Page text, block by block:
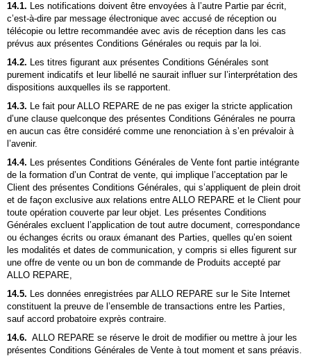
14.1. Les notifications doivent être envoyées à l’autre Partie par écrit,
c’est-à-dire par message électronique avec accusé de réception ou
télécopie ou lettre recommandée avec avis de réception dans les cas
prévus aux présentes Conditions Générales ou requis par la loi.
14.2. Les titres figurant aux présentes Conditions Générales sont
purement indicatifs et leur libellé ne saurait influer sur l’interprétation des
dispositions auxquelles ils se rapportent.
14.3. Le fait pourALLO REPARE de ne pas exiger la stricte application
d’une clause quelconque des présentes Conditions Générales ne pourra
en aucun cas être considéré comme une renonciation à s’en prévaloir à
l’avenir.
14.4. Les présentes Conditions Générales de Vente font partie intégrante
de la formation d’un Contrat de vente, qui implique l’acceptation par le
Client des présentes Conditions Générales, qui s’appliquent de plein droit
et de façon exclusive aux relations entre ALLO REPARE et le Client pour
toute opération couverte par leur objet. Les présentes Conditions
Générales excluent l’application de tout autre document, correspondance
ou échanges écrits ou oraux émanant des Parties, quelles qu’en soient
les modalités et dates de communication, y compris si elles figurent sur
une offre de vente ou un bon de commande de Produits accepté par
ALLO REPARE,
14.5. Les données enregistrées parALLO REPARE sur le Site Internet
constituent la preuve de l’ensemble de transactions entre les Parties,
sauf accord probatoire exprès contraire.
14.6. ALLO REPARE se réserve le droit de modifier ou mettre à jour les
présentes Conditions Générales de Vente à tout moment et sans préavis.